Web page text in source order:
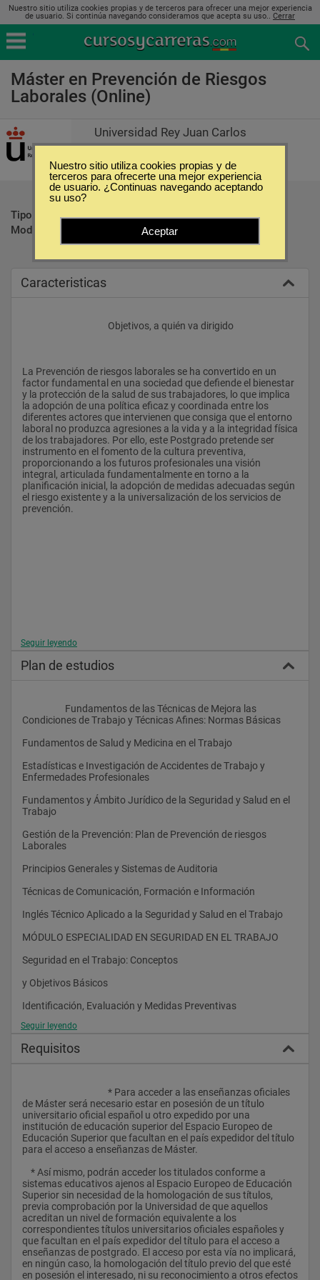
Nuestro sitio utiliza cookies propias y de terceros para ofrecer una mejor experiencia
de usuario. Si continúa navegando consideramos que acepta su uso.. Cerrar
Máster en Prevención de Riesgos
Laborales (Online)
Universidad Rey Juan Carlos
Tipo:
Maestrías
Modalidad:
Caracteristicas
					Objetivos, a quién va dirigido
La Prevención de riesgos laborales se ha convertido en un
factor fundamental en una sociedad que defiende el bienestar
y la protección de la salud de sus trabajadores, lo que implica
la adopción de una política eficaz y coordinada entre los
diferentes actores que intervienen que consiga que el entorno
laboral no produzca agresiones a la vida y a la integridad física
de los trabajadores. Por ello, este Postgrado pretende ser
instrumento en el fomento de la cultura preventiva,
proporcionando a los futuros profesionales una visión
integral, articulada fundamentalmente en torno a la
planificación inicial, la adopción de medidas adecuadas según
el riesgo existente y a la universalización de los servicios de
prevención.
Seguir leyendo
Plan de estudios
Condiciones de Trabajo y Técnicas Afines: Normas Básicas
Fundamentos de Salud y Medicina en el Trabajo
Estadísticas e Investigación de Accidentes de Trabajo y
Enfermedades Profesionales
Fundamentos y Ámbito Jurídico de la Seguridad y Salud en el
Trabajo
Gestión de la Prevención: Plan de Prevención de riesgos
Laborales
Principios Generales y Sistemas de Auditoria
Técnicas de Comunicación, Formación e Información
Inglés Técnico Aplicado a la Seguridad y Salud en el Trabajo
MÓDULO ESPECIALIDAD EN SEGURIDAD EN EL TRABAJO
Seguridad en el Trabajo: Conceptos
y Objetivos Básicos
Identificación, Evaluación y Medidas Preventivas
en las Secciones e Instalaciones Industriales
Identificación, Evaluación y Medidas Preventivas
Energías Eléctrica, Neumática e Hidráulica
Identificación, Evaluación y Medidas Preventivas
en los Lugares de Trabajo
Técnicas de Seguridad Aplicadas al Sector
de la Construcción
Planes de Autoprotección
MÓDULO ESPECIALIDAD EN HIGIENE INDUSTRIAL
Higiene Industrial: Conceptos y Objetivos Básicos
Seguir leyendo
Requisitos
de Máster será necesario estar en posesión de un título
universitario oficial español u otro expedido por una
institución de educación superior del Espacio Europeo de
Educación Superior que facultan en el país expedidor del título
para el acceso a enseñanzas de Máster.
sistemas educativos ajenos al Espacio Europeo de Educación
Superior sin necesidad de la homologación de sus títulos,
previa comprobación por la Universidad de que aquellos
acreditan un nivel de formación equivalente a los
correspondientes títulos universitarios oficiales españoles y
que facultan en el país expedidor del título para el acceso a
enseñanzas de postgrado. El acceso por esta vía no implicará,
en ningún caso, la homologación del título previo del que esté
en posesión el interesado, ni su reconocimiento a otros efectos
Nuestro sitio utiliza cookies propias y de
terceros para ofrecerte una mejor experiencia
de usuario. ¿Continuas navegando aceptando
su uso?
Aceptar